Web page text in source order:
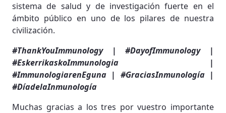
sistema de salud y de investigación fuerte en el
ámbito público en uno de los pilares de nuestra
civilización.
#ThankYouImmunology | #DayofImmunology |
#EskerrikaskoImmunologia |
#ImmunologiarenEguna | #GraciasInmunología |
#DíadelaInmunología
Muchas gracias a los tres por vuestro importante